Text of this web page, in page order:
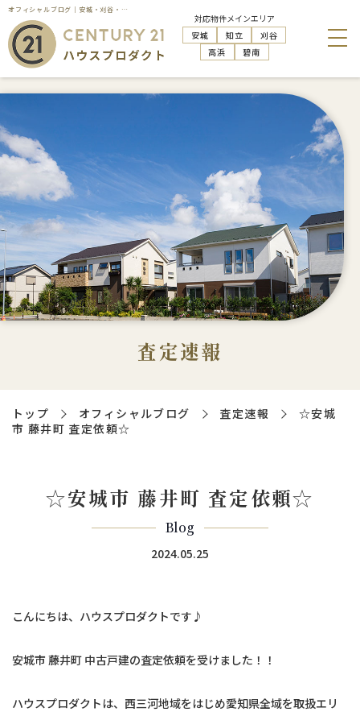
オフィシャルブログ｜安城・刈谷・知立・高浜の不動産売却はハウスプロダクト
対応物件メインエリア
安城
知立
刈谷
高浜
碧南
査定速報
トップ オフィシャルブログ 査定速報
☆安城
市 藤井町 査定依頼☆
☆安城市 藤井町 査定依頼☆
Blog
2024.05.25
こんにちは、ハウスプロダクトです♪
安城市 藤井町 中古戸建の査定依頼を受けました！！
ハウスプロダクトは、西三河地域をはじめ愛知県全域を取扱エリ